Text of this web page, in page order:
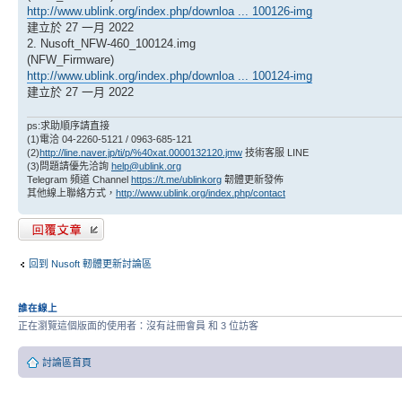
http://www.ublink.org/index.php/downloa ... 100126-img
建立於 27 一月 2022
2. Nusoft_NFW-460_100124.img
(NFW_Firmware)
http://www.ublink.org/index.php/downloa ... 100124-img
建立於 27 一月 2022
ps:求助順序請直接
(1)電洽 04-2260-5121 / 0963-685-121
(2)http://line.naver.jp/ti/p/%40xat.0000132120.jmw 技術客服 LINE
(3)問題請優先洽詢 help@ublink.org
Telegram 頻道 Channel https://t.me/ublinkorg 韌體更新發佈
其他線上聯絡方式， http://www.ublink.org/index.php/contact
發表回覆
回到 Nusoft 軔體更新討論區
誰在線上
正在瀏覽這個版面的使用者：沒有註冊會員 和 3 位訪客
討論區首頁